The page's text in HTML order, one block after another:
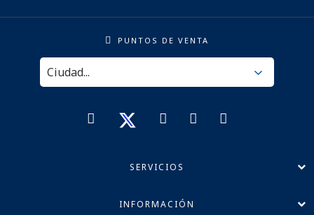
PUNTOS DE VENTA
SERVICIOS
INFORMACIÓN